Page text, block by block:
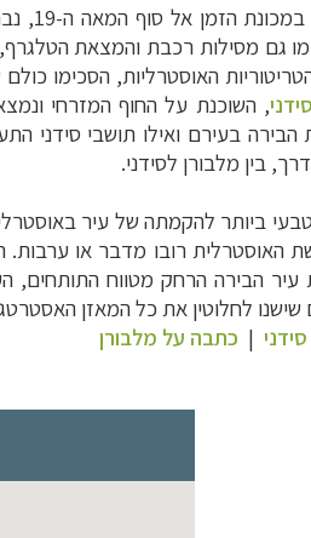
הזמן אל סוף המאה ה-19, נבחין כ
האוסטרליות, הסכימו
סידני,השוכנת על החוף המזרחי
בין מלבורן לסידני.
ביותר להקמתה של עיר
האוסטרלית רובו מדבר או ערבות.
הבירה הרחק מטווח התותחים,
לחלוטין את כל המאזן
| כתבה על מלבורן